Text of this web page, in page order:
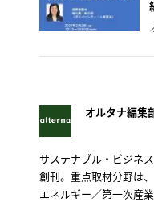
オルタナ編集
サステナブル・ビジネ
創刊。重点取材分野は
エネルギー／第一次産